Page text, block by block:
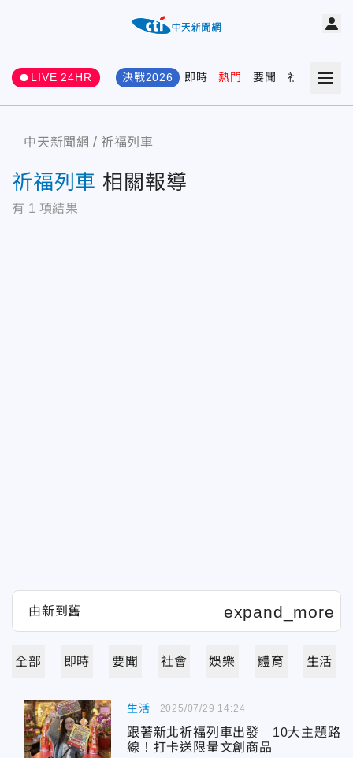
LIVE 24HR 決戰2026 即時 熱門 要聞 社會 娛樂
中天新聞網 祈福列車
祈福列車 相關報導
有 1 項結果
全部 即時 要聞 社會 娛樂 體育 生活
生活
跟著新北祈福列車出發 10大主題路
線！打卡送限量文創商品
2025/07/29 14:24